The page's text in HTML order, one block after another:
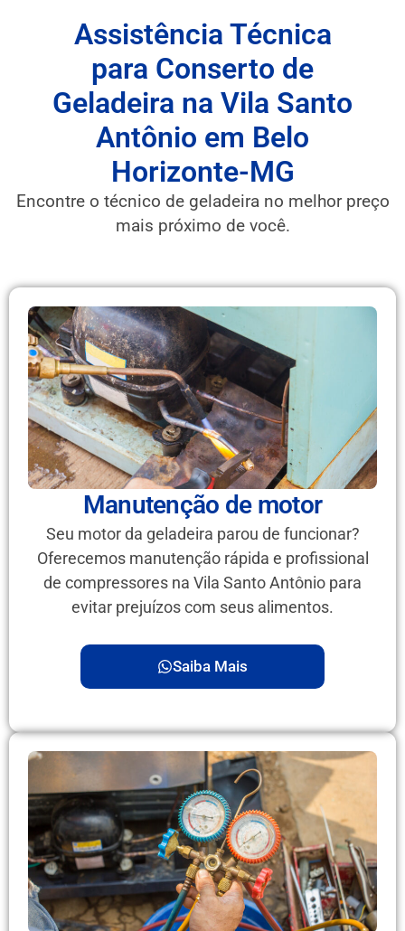
Assistência Técnica
para Conserto de
Geladeira na Vila Santo
Antônio em Belo
Horizonte-MG
Encontre o técnico de geladeira no melhor preço
mais próximo de você.
Manutenção de motor
Seu motor da geladeira parou de funcionar?
Oferecemos manutenção rápida e profissional
de compressores na Vila Santo Antônio para
evitar prejuízos com seus alimentos.
Saiba Mais